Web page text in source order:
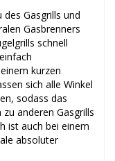
Gasgrills und
Gasbrenners
schnell
kurzen
sich alle Winkel
sodass das
anderen Gasgrills
ist auch bei einem
absoluter